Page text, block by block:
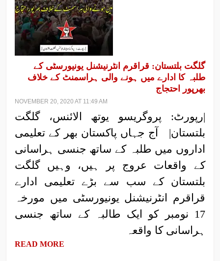
گلگت بلتستان: قراقرم انٹرنیشنل یونیورسٹی کے
طلبہ کا ادارے میں ہونے والی ہراسمنٹ کے خلاف
بھرپور احتجاج
NOVEMBER 20, 2020 AT 11:49 AM
|رپورٹ: پروگریسو یوتھ الائنس، گلگت
بلتستان| آج جہاں پاکستان بھر کے تعلیمی
اداروں میں طلبہ کے ساتھ جنسی ہراسانی
کے واقعات عروج پر ہیں، وہیں گلگت
بلتستان کے سب سے بڑے تعلیمی ادارے
قراقرم انٹرنیشنل یونیورسٹی میں مورخہ
17 نومبر کو ایک طالبہ کے ساتھ جنسی
ہراسانی کا واقعہ
READ MORE